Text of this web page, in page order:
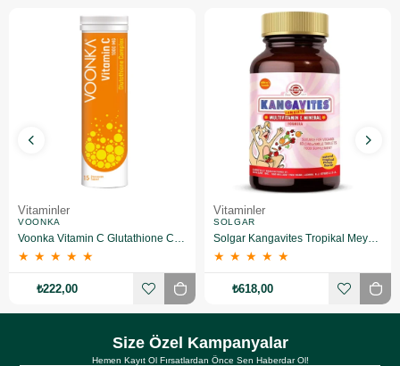
Vitaminler
VOONKA
★ ★ ★ ★ ★
₺222,00
Vitaminler
SOLGAR
★ ★ ★ ★ ★
₺618,00
Size Özel Kampanyalar
Hemen Kayıt Ol Fırsatlardan Önce Sen Haberdar Ol!